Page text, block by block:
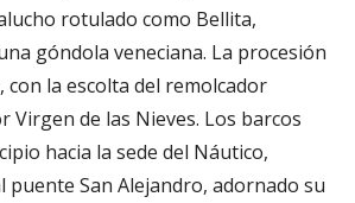
rotulado como Bellita,
góndola veneciana. La procesión
con la escolta del remolcador
Virgen de las Nieves. Los barcos
hacia la sede del Náutico,
puente San Alejandro, adornado su